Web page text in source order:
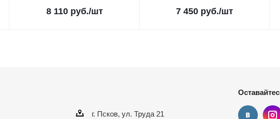
8 110руб./шт
7 450 руб./шт
г. Псков, ул. Труда 21